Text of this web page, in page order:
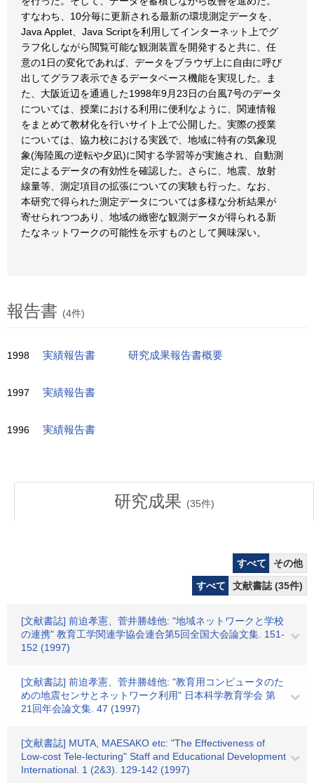
すなわち、10分毎に更新される最新の環境測定データを、
Java Applet、Java Scriptを利用してインターネット上でグ
ラフ化しながら閲覧可能な観測装置を開発すると共に、任
意の1日の変化であれば、データをブラウザ上に自由に呼び
出してグラフ表示できるデータベース機能を実現した。ま
た、大阪近辺を通過した1998年9月23日の台風7号のデータ
については、授業における利用に便利なように、関連情報
をまとめて教材化を行いサイト上で公開した。実際の授業
については、協力校における実践で、地域に特有の気象現
象(海陸風の逆転や夕凪)に関する学習等が実施され、自動測
定によるデータの有効性を確認した。さらに、地震、放射
線量等、測定項目の拡張についての実験も行った。なお、
本研究で得られた測定データについては多様な分析結果が
寄せられつつあり、地域の緻密な観測データが得られる新
たなネットワークの可能性を示すものとして興味深い。
報告書 (4件)
1998 実績報告書 研究成果報告書概要
1997 実績報告書
1996 実績報告書
研究成果 (35件)
すべて
その他
すべて
文献書誌 (35件)
[文献書誌] 前迫孝憲、菅井勝雄他: "地域ネットワークと学校
の連携" 教育工学関連学協会連合第5回全国大会論文集. 151-
152 (1997)
[文献書誌] 前迫孝憲、菅井勝雄他: "教育用コンピュータのた
めの地震センサとネットワーク利用" 日本科学教育学会 第
21回年会論文集. 47 (1997)
[文献書誌] MUTA, MAESAKO etc: "The Effectiveness of
Low-cost Tele-lecturing" Staff and Educational Development
International. 1 (2&3). 129-142 (1997)